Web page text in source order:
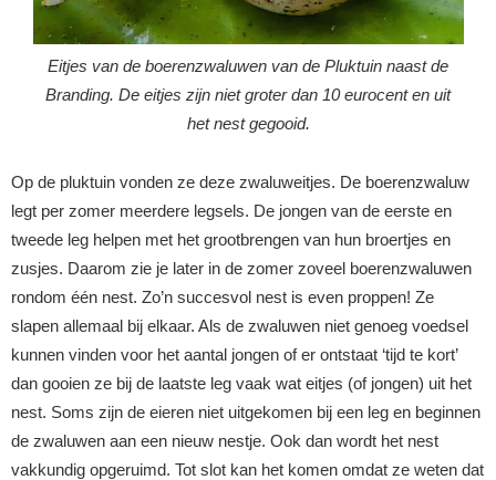
Eitjes van de boerenzwaluwen van de Pluktuin naast de
Branding. De eitjes zijn niet groter dan 10 eurocent en uit
het nest gegooid.
Op de pluktuin vonden ze deze zwaluweitjes. De boerenzwaluw
legt per zomer meerdere legsels. De jongen van de eerste en
tweede leg helpen met het grootbrengen van hun broertjes en
zusjes. Daarom zie je later in de zomer zoveel boerenzwaluwen
rondom één nest. Zo’n succesvol nest is even proppen! Ze
slapen allemaal bij elkaar. Als de zwaluwen niet genoeg voedsel
kunnen vinden voor het aantal jongen of er ontstaat ‘tijd te kort’
dan gooien ze bij de laatste leg vaak wat eitjes (of jongen) uit het
nest. Soms zijn de eieren niet uitgekomen bij een leg en beginnen
de zwaluwen aan een nieuw nestje. Ook dan wordt het nest
vakkundig opgeruimd. Tot slot kan het komen omdat ze weten dat